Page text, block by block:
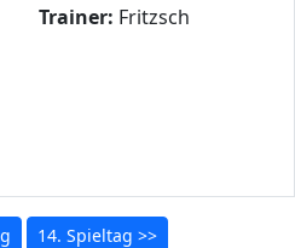
Trainer: Fritzsch
14. Spieltag >>